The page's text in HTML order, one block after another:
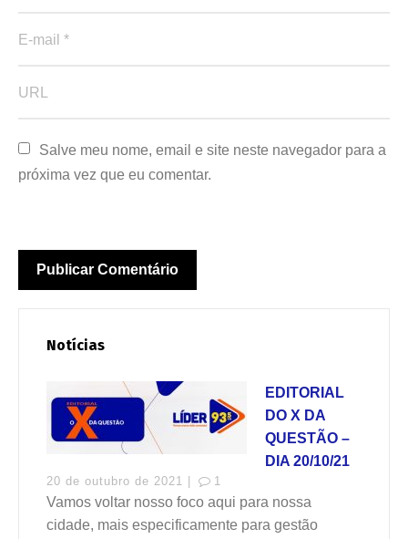
Salve meu nome, email e site neste navegador para a
próxima vez que eu comentar.
Notícias
EDITORIAL
DO X DA
QUESTÃO –
DIA 20/10/21
20 de outubro de 2021 | 1
Vamos voltar nosso foco aqui para nossa
cidade, mais especificamente para gestão